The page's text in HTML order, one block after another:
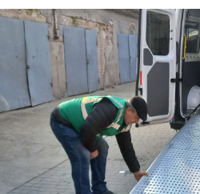
Новини
Відбудова Запоріжжя
Ексклюзив
Бізнес
Шлях додому
Відбудова. Життя
Колонки
Про нас
Редакційна політика